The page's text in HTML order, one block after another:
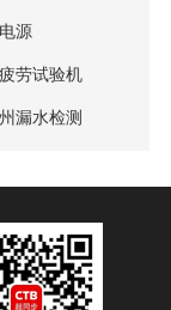
源
劳试验机
漏水检测